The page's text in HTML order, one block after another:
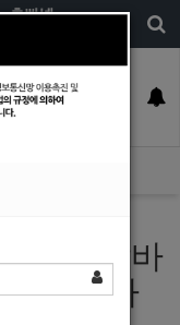
에서 알바
집합니다